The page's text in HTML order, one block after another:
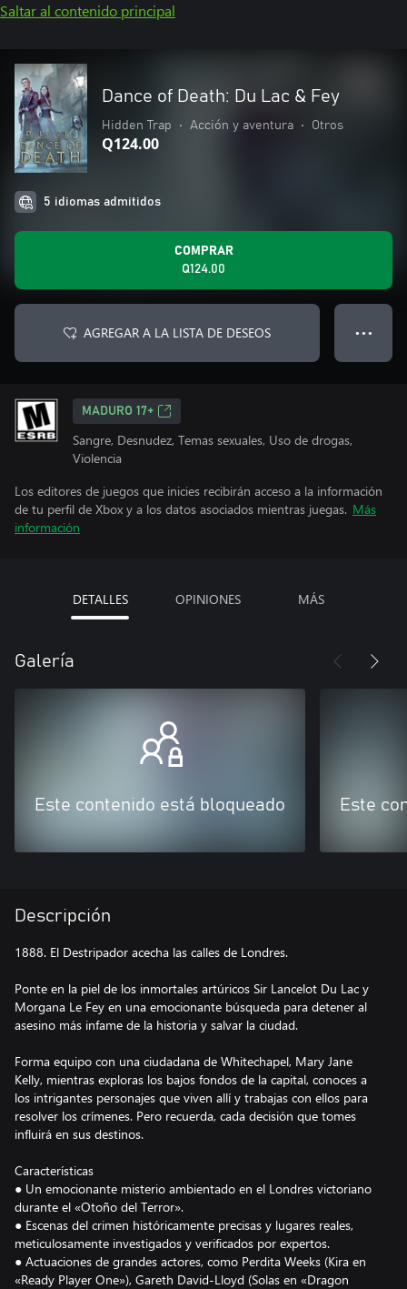
Saltar al contenido principal
Dance of Death: Du Lac & Fey
Hidden Trap • Acción y aventura • Otros
Q124.00
5 idiomas admitidos
COMPRAR
Q124.00
AGREGAR A LA LISTA DE DESEOS ● ● ●
MADURO 17+
Sangre, Desnudez, Temas sexuales, Uso de drogas,
Violencia
Los editores de juegos que inicies recibirán acceso a la información
de tu perfil de Xbox y a los datos asociados mientras juegas. Más
información
DETALLES OPINIONES MÁS
Galería
Este contenido está bloqueado Este
Descripción
1888. El Destripador acecha las calles de Londres.
Ponte en la piel de los inmortales artúricos Sir Lancelot Du Lac y
Morgana Le Fey en una emocionante búsqueda para detener al
asesino más infame de la historia y salvar la ciudad.
Forma equipo con una ciudadana de Whitechapel, Mary Jane
Kelly, mientras exploras los bajos fondos de la capital, conoces a
los intrigantes personajes que viven allí y trabajas con ellos para
resolver los crímenes. Pero recuerda, cada decisión que tomes
influirá en sus destinos.
Características
● Un emocionante misterio ambientado en el Londres victoriano
durante el «Otoño del Terror».
● Escenas del crimen históricamente precisas y lugares reales,
meticulosamente investigados y verificados por expertos.
● Actuaciones de grandes actores, como Perdita Weeks (Kira en
«Ready Player One»), Gareth David-Lloyd (Solas en «Dragon